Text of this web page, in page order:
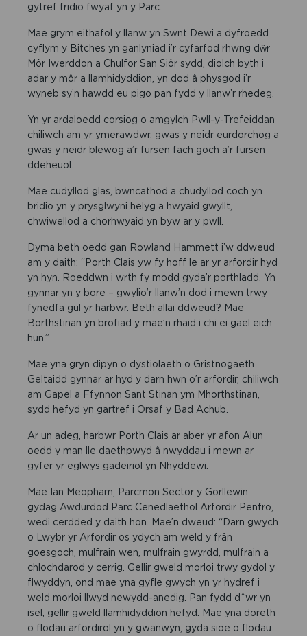
gytref fridio fwyaf yn y Parc.
Mae grym eithafol y llanw yn Swnt Dewi a dyfroedd
cyflym y Bitches yn ganlyniad i’r cyfarfod rhwng dŵr
Môr Iwerddon a Chulfor San Siôr sydd, diolch byth i
adar y môr a llamhidyddion, yn dod â physgod i’r
wyneb sy’n hawdd eu pigo pan fydd y llanw’r rhedeg.
Yn yr ardaloedd corsiog o amgylch Pwll-y-Trefeiddan
chiliwch am yr ymerawdwr, gwas y neidr eurdorchog a
gwas y neidr blewog a’r fursen fach goch a’r fursen
ddeheuol.
Mae cudyllod glas, bwncathod a chudyllod coch yn
bridio yn y prysglwyni helyg a hwyaid gwyllt,
chwiwellod a chorhwyaid yn byw ar y pwll.
Dyma beth oedd gan Rowland Hammett i’w ddweud
am y daith: “Porth Clais yw fy hoff le ar yr arfordir hyd
yn hyn. Roeddwn i wrth fy modd gyda’r porthladd. Yn
gynnar yn y bore – gwylio’r llanw’n dod i mewn trwy
fynedfa gul yr harbwr. Beth allai ddweud? Mae
Borthstinan yn brofiad y mae’n rhaid i chi ei gael eich
hun.”
Mae yna gryn dipyn o dystiolaeth o Gristnogaeth
Geltaidd gynnar ar hyd y darn hwn o’r arfordir, chiliwch
am Gapel a Ffynnon Sant Stinan ym Mhorthstinan,
sydd hefyd yn gartref i Orsaf y Bad Achub.
Ar un adeg, harbwr Porth Clais ar aber yr afon Alun
oedd y man lle daethpwyd â nwyddau i mewn ar
gyfer yr eglwys gadeiriol yn Nhyddewi.
Mae Ian Meopham, Parcmon Sector y Gorllewin
gydag Awdurdod Parc Cenedlaethol Arfordir Penfro,
wedi cerdded y daith hon. Mae’n dweud: “Darn gwych
o Lwybr yr Arfordir os ydych am weld y frân
goesgoch, mulfrain wen, mulfrain gwyrdd, mulfrain a
chlochdarod y cerrig. Gellir gweld morloi trwy gydol y
flwyddyn, ond mae yna gyfle gwych yn yr hydref i
weld morloi llwyd newydd-anedig. Pan fydd dˆwr yn
isel, gellir gweld llamhidyddion hefyd. Mae yna doreth
o flodau arfordirol yn y gwanwyn, gyda sioe o flodau